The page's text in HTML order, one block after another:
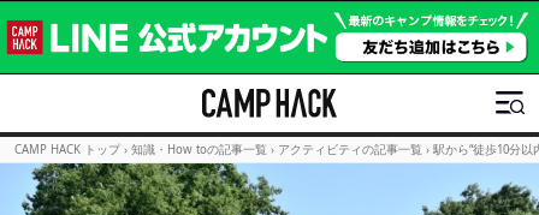
CAMP HACK トップ › 知識・How toの記事一覧 › アクティビティの記事一覧 › 駅から“徒歩10分